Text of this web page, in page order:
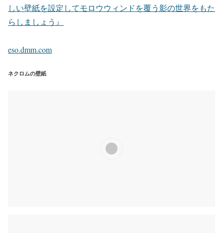
しい壁紙を設定してモロウウィンドを覆う影の世界をもた
らしましょう』
eso.dmm.com
ネクロムの壁紙